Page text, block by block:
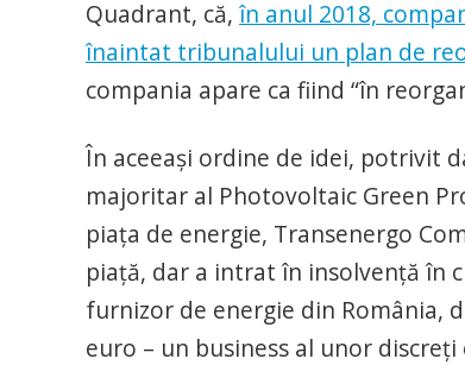
Quadrant, că,în anul 2018,
înaintat tribunalului un plan de
compania apare ca fiind “în
În aceeași ordine de idei, potrivit
majoritar al Photovoltaic Green
piața de energie, Transenergo
piață, dar a intrat în insolvență în
furnizor de energie din România,
euro – un business al unor